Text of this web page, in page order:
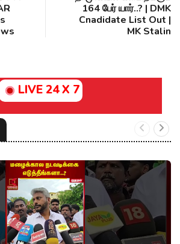
164 பேர் யார்..? | DMK
Cnadidate List Out |
MK Stalin
LIVE 24 X 7